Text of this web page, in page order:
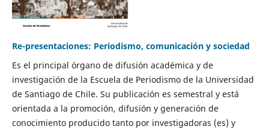
Re-presentaciones: Periodismo, comunicación y sociedad
Es el principal órgano de difusión académica y de
investigación de la Escuela de Periodismo de la Universidad
de Santiago de Chile. Su publicación es semestral y está
orientada a la promoción, difusión y generación de
conocimiento producido tanto por investigadoras (es) y